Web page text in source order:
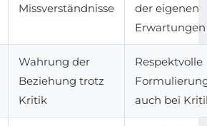
Missverständnisse
der eigenen
Erwartungen
Wahrung der
Beziehung trotz
Kritik
Respektvolle
auch bei